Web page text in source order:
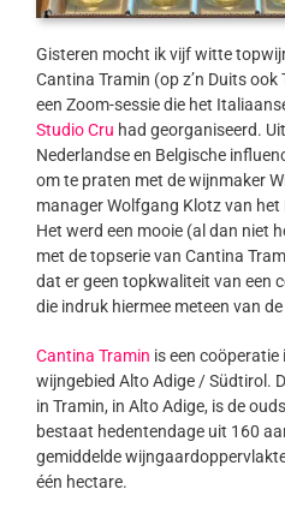
Gisteren mocht ik vijf witte
Cantina Tramin (op z’n Duits ook
een Zoom-sessie die het
Studio Cru had georganiseerd.
Nederlandse en Belgische
om te praten met de wijnmaker
manager Wolfgang Klotz van
Het werd een mooie (al dan niet
met de topserie van Cantina
dat er geen topkwaliteit van een
die indruk hiermee meteen van
Cantina Tramin is een
wijngebied Alto Adige / Südtirol.
in Tramin, in Alto Adige, is de
bestaat hedentendage uit 160
gemiddelde
één hectare.